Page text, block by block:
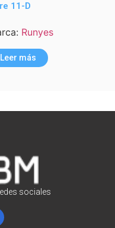
11-D
Runyes
Leer más
sociales